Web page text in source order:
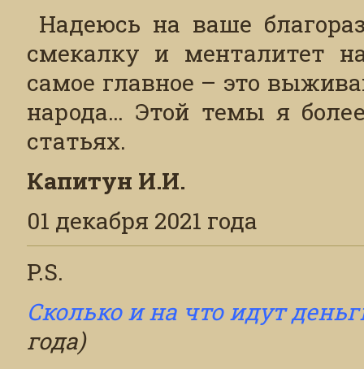
Надеюсь на ваше
смекалку и менталитет
самое главное – это
народа… Этой темы я
статьях.
Капитун И.И.
01 декабря 2021 года
P.S.
Сколько и на что идут
года)